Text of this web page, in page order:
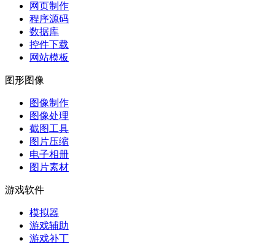
网页制作
程序源码
数据库
控件下载
网站模板
图形图像
图像制作
图像处理
截图工具
图片压缩
电子相册
图片素材
游戏软件
模拟器
游戏辅助
游戏补丁